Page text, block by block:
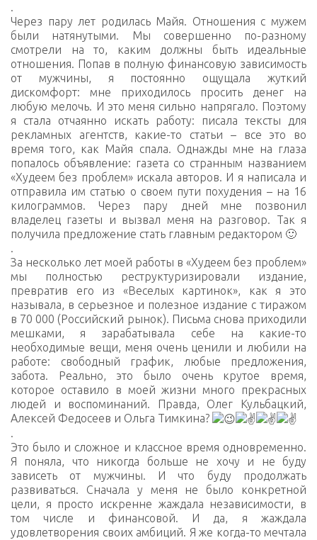
Через пару лет родилась Майя. Отношения с мужем
были натянутыми. Мы совершенно по-разному
смотрели на то, каким должны быть идеальные
отношения. Попав в полную финансовую зависимость
от мужчины, я постоянно ощущала жуткий
дискомфорт: мне приходилось просить денег на
любую мелочь. И это меня сильно напрягало. Поэтому
я стала отчаянно искать работу: писала тексты для
рекламных агентств, какие-то статьи – все это во
время того, как Майя спала. Однажды мне на глаза
попалось объявление: газета со странным названием
«Худеем без проблем» искала авторов. И я написала и
отправила им статью о своем пути похудения – на 16
килограммов. Через пару дней мне позвонил
владелец газеты и вызвал меня на разговор. Так я
получила предложение стать главным редактором 🙂
За несколько лет моей работы в «Худеем без проблем»
мы полностью реструктуризировали издание,
превратив его из «Веселых картинок», как я это
называла, в серьезное и полезное издание с тиражом
в 70 000 (Российский рынок). Письма снова приходили
мешками, я зарабатывала себе на какие-то
необходимые вещи, меня очень ценили и любили на
работе: свободный график, любые предложения,
забота. Реально, это было очень крутое время,
которое оставило в моей жизни много прекрасных
людей и воспоминаний. Правда, Олег Кульбацкий,
Алексей Федосеев и Ольга Тимкина?
.
Это было и сложное и классное время одновременно.
Я поняла, что никогда больше не хочу и не буду
зависеть от мужчины. И что буду продолжать
развиваться. Сначала у меня не было конкретной
цели, я просто искренне жаждала независимости, в
том числе и финансовой. И да, я жаждала
удовлетворения своих амбиций. Я же когда-то мечтала